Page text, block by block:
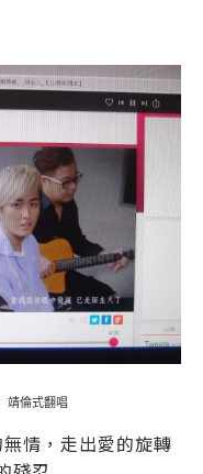
靖倫式翻唱
情，走出愛的旋轉